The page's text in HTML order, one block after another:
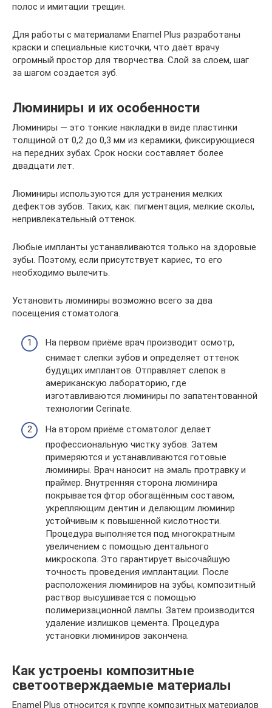
полос и имитации трещин.
Для работы с материалами Enamel Plus разработаны
краски и специальные кисточки, что даёт врачу
огромный простор для творчества. Слой за слоем, шаг
за шагом создается зуб.
Люминиры и их особенности
Люминиры — это тонкие накладки в виде пластинки
толщиной от 0,2 до 0,3 мм из керамики, фиксирующиеся
на передних зубах. Срок носки составляет более
двадцати лет.
Люминиры используются для устранения мелких
дефектов зубов. Таких, как: пигментация, мелкие сколы,
непривлекательный оттенок.
Любые импланты устанавливаются только на здоровые
зубы. Поэтому, если присутствует кариес, то его
необходимо вылечить.
Установить люминиры возможно всего за два
посещения стоматолога.
На первом приёме врач производит осмотр,
снимает слепки зубов и определяет оттенок
будущих имплантов. Отправляет слепок в
американскую лабораторию, где
изготавливаются люминиры по запатентованной
технологии Cerinate.
На втором приёме стоматолог делает
профессиональную чистку зубов. Затем
примеряются и устанавливаются готовые
люминиры. Врач наносит на эмаль протравку и
праймер. Внутренняя сторона люминира
покрывается фтор обогащённым составом,
укрепляющим дентин и делающим люминир
устойчивым к повышенной кислотности.
Процедура выполняется под многократным
увеличением с помощью дентального
микроскопа. Это гарантирует высочайшую
точность проведения имплантации. После
расположения люминиров на зубы, композитный
раствор высушивается с помощью
полимеризационной лампы. Затем производится
удаление излишков цемента. Процедура
установки люминиров закончена.
Как устроены композитные
светоотверждаемые материалы
Enamel Plus относится к группе композитных материалов